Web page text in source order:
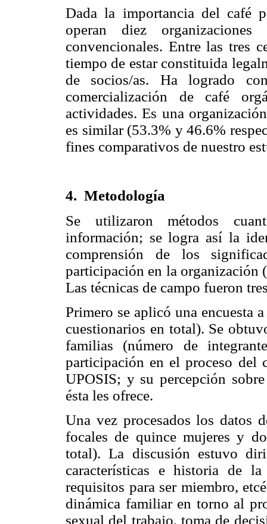
Dada la importancia del café
operan diez
convencionales. Entre las tres
tiempo de estar constituida
de socios/as. Ha logrado
comercialización de café
actividades. Es una
es similar (53.3% y 46.6%
fines comparativos de nuestro
4. Metodología
Se utilizaron métodos
información; se logra así la
comprensión de los
participación en la organización
Las técnicas de campo fueron
Primero se aplicó una encuesta
cuestionarios en total). Se
familias (número de
participación en el proceso del
UPOSIS; y su percepción
ésta les ofrece.
Una vez procesados los datos
focales de quince mujeres y
total). La discusión estuvo
características e historia de
requisitos para ser miembro,
dinámica familiar en torno al
sexual del trabajo, toma de